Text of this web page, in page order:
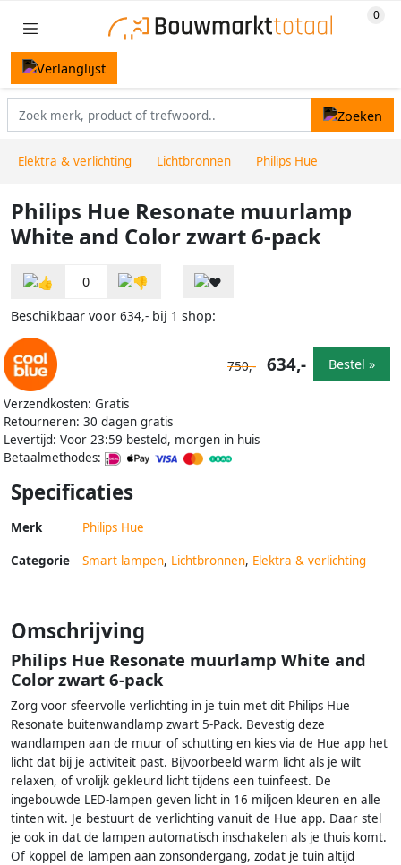
Elektra & verlichting Lichtbronnen Philips Hue
Philips Hue Resonate muurlamp
White and Color zwart 6-pack
0
Beschikbaar voor 634,- bij 1 shop:
Verzendkosten: Gratis
Retourneren: 30 dagen gratis
Levertijd: Voor 23:59 besteld, morgen in huis
Betaalmethodes:
750,- 634,- Bestel »
Specificaties
Merk Philips Hue
Categorie Smart lampen, Lichtbronnen, Elektra & verlichting
Omschrijving
Philips Hue Resonate muurlamp White and
Color zwart 6-pack
Zorg voor sfeervolle verlichting in je tuin met dit Philips Hue
Resonate buitenwandlamp zwart 5-Pack. Bevestig deze
wandlampen aan de muur of schutting en kies via de Hue app het
licht dat bij je activiteit past. Bijvoorbeeld warm licht als je wilt
relaxen, of vrolijk gekleurd licht tijdens een tuinfeest. De
ingebouwde LED-lampen geven licht in 16 miljoen kleuren en alle
tinten wit. Je bestuurt de verlichting vanuit de Hue app. Daar stel
je ook in dat de lampen automatisch inschakelen als je thuis komt.
Of koppel de lampen aan zonsondergang, zodat je tuin altijd